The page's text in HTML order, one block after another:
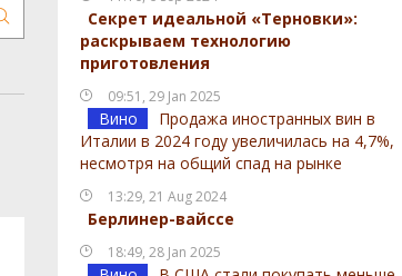
Секрет идеальной «Терновки»:
раскрываем технологию
приготовления
09:51, 29 Jan 2025
Вино
Продажа иностранных вин в
Италии в 2024 году увеличилась на 4,7%,
несмотря на общий спад на рынке
13:29, 21 Aug 2024
Берлинер-вайссе
18:49, 28 Jan 2025